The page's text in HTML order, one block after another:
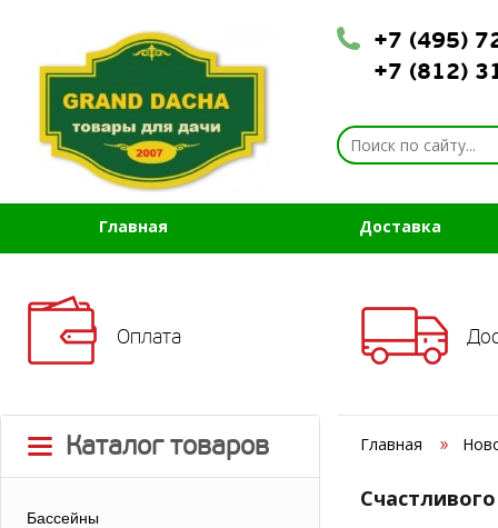
+7 (495)
+7 (812)
Главная Доставка
Оплата
Каталог товаров
Бассейны
Главная